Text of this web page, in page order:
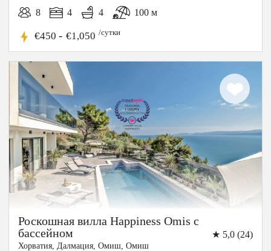
8 4 4 100 м
€450 - €1,050 /сутки
Роскошная вилла Happiness Omis с
бассейном
★ 5,0 (24)
Хорватия, Далмация, Омиш, Омиш